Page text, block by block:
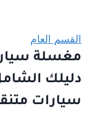
القسم العام
دليلك
سيارات متنقلة